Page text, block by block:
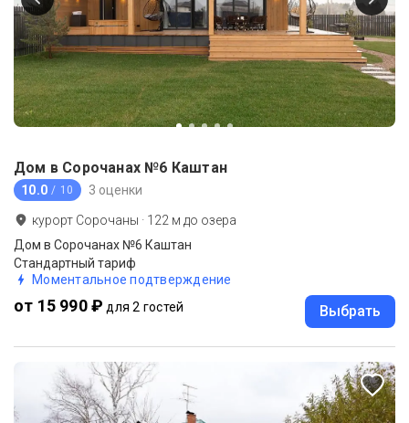
Дом в Сорочанах №6 Каштан
10.0 / 10 3 оценки
курорт Сорочаны · 122 м до озера
Дом в Сорочанах №6 Каштан
Стандартный тариф
Моментальное подтверждение
от 15 990 ₽ для 2 гостей Выбрать